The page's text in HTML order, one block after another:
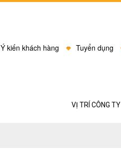
Ý kiến khách hàng Tuyển dụng
VỊ TRÍ CÔNG TY